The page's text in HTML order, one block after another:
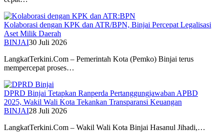
Kolaborasi dengan KPK dan ATR/BPN, Binjai Percepat Legalisasi
Aset Milik Daerah
BINJAI30 Juli 2026
LangkatTerkini.Com – Pemerintah Kota (Pemko) Binjai terus
mempercepat proses…
DPRD Binjai Tetapkan Ranperda Pertanggungjawaban APBD
2025, Wakil Wali Kota Tekankan Transparansi Keuangan
BINJAI28 Juli 2026
LangkatTerkini.Com – Wakil Wali Kota Binjai Hasanul Jihadi,…